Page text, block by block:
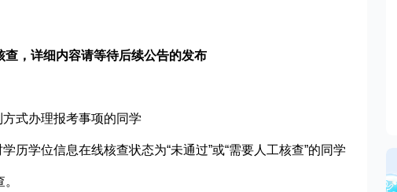
，详细内容请等待后续公告的发布
式办理报考事项的同学
历学位信息在线核查状态为“未通过”或“需要人工核查”的同学